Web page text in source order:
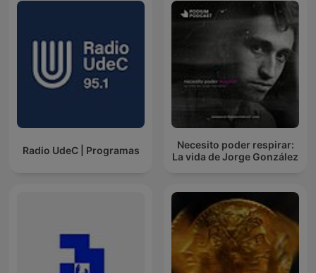
Radio UdeC | Programas
Necesito poder respirar:
La vida de Jorge González